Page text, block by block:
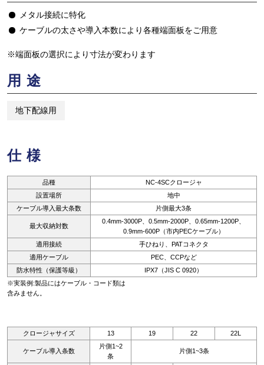
メタル接続に特化
ケーブルの太さや導入本数により各種端面板をご用意
※端面板の選択により寸法が変わります
用途
地下配線用
仕様
品種
NC-4SCクロージャ
設置場所
地中
ケーブル導入最大条数
片側最大3条
最大収納対数
0.4mm-3000P、0.5mm-2000P、0.65mm-1200P、
0.9mm-600P（市内PECケーブル）
適用接続
手ひねり、PATコネクタ
適用ケーブル
PEC、CCPなど
防水特性（保護等級）
IPX7（JIS C 0920）
※実装例:製品にはケーブル・コード類は
含みません。
クロージャサイズ 13 19 22 22L
ケーブル導入条数
片側1~2
条
片側1~3条